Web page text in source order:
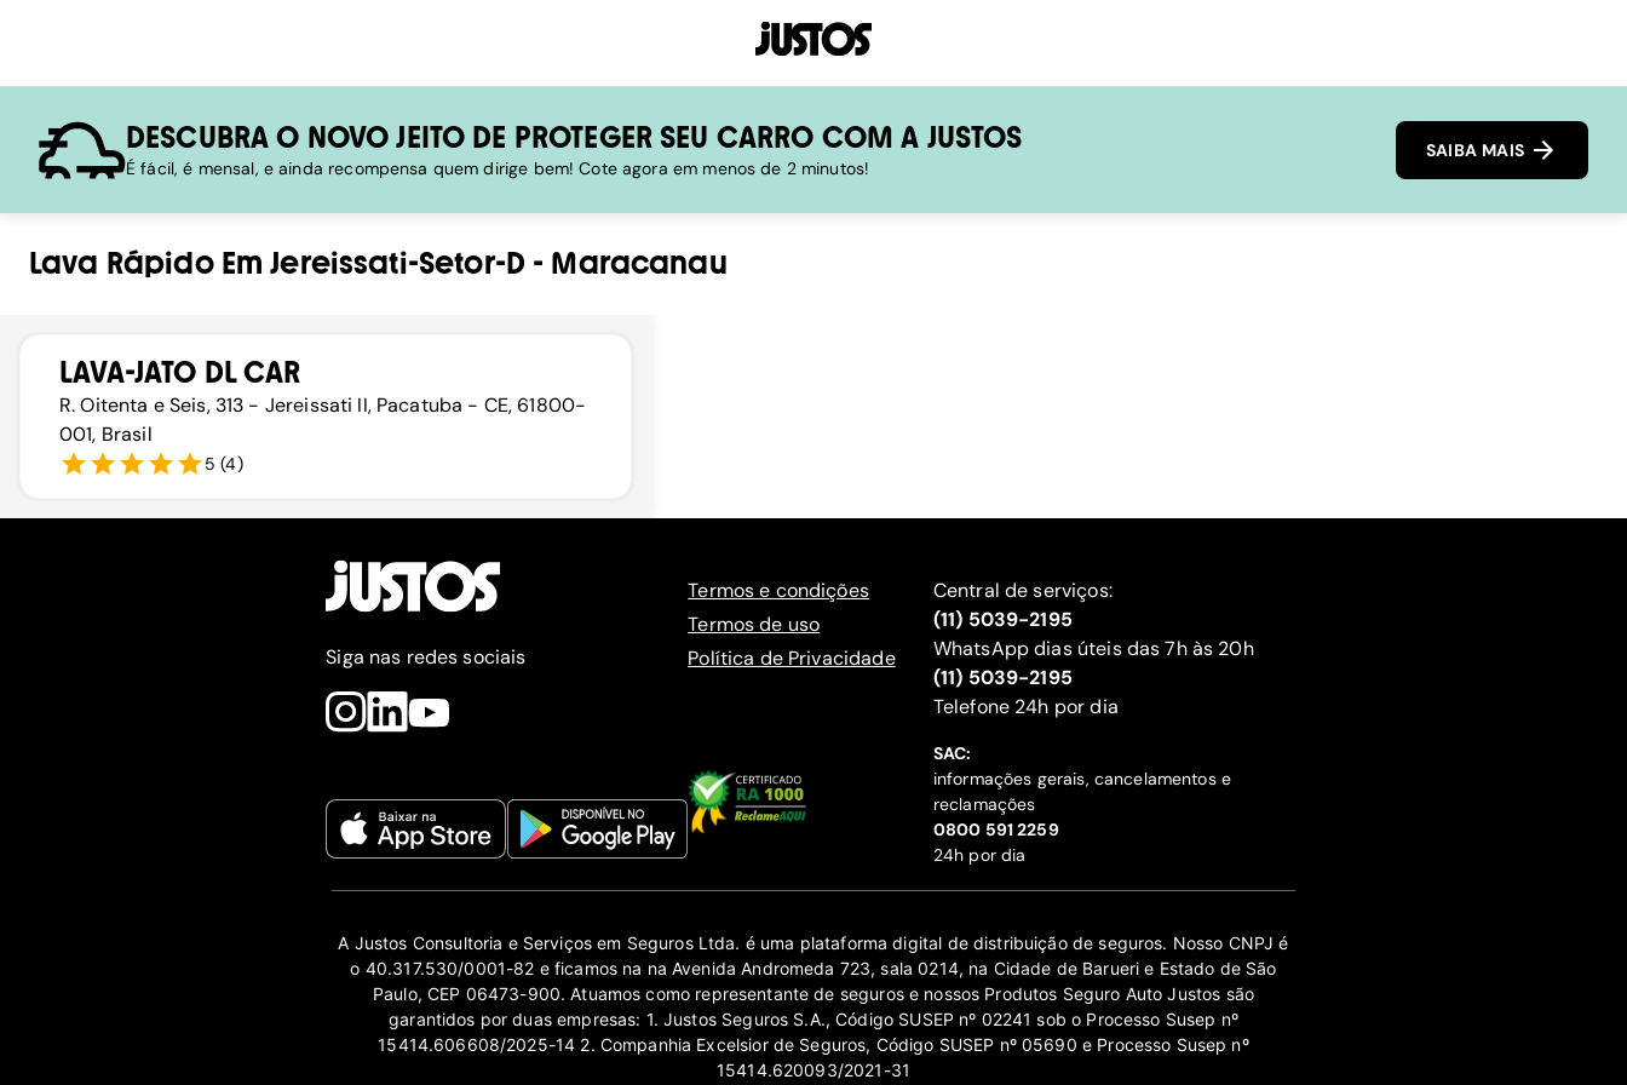
DESCUBRA O NOVO JEITO DE PROTEGER SEU CARRO COM A JUSTOS
É fácil, é mensal, e ainda recompensa quem dirige bem! Cote agora em menos de 2 minutos!
SAIBA MAIS
Lava RápidoEmJereissati-Setor-D - Maracanau
LAVA-JATO DL CAR
R. Oitenta e Seis, 313 - Jereissati II, Pacatuba - CE, 61800-
001, Brasil
5 (4)
Siga nas redes sociais
Termos e condições
Termos de uso
Política de Privacidade
Central de serviços:
(11) 5039-2195
WhatsApp dias úteis das 7h às 20h
(11) 5039-2195
‍Telefone 24h por dia
SAC:
informações gerais, cancelamentos e
reclamações
‍0800 591 2259
24h por dia
A Justos Consultoria e Serviços em Seguros Ltda. é uma plataforma digital de distribuição de seguros. Nosso CNPJ é
o 40.317.530/0001-82 e ficamos na na Avenida Andromeda 723, sala 0214, na Cidade de Barueri e Estado de São
Paulo, CEP 06473-900. Atuamos como representante de seguros e nossos Produtos Seguro Auto Justos são
garantidos por duas empresas: 1. Justos Seguros S.A., Código SUSEP nº 02241 sob o Processo Susep nº
15414.606608/2025-14 2. Companhia Excelsior de Seguros, Código SUSEP nº 05690 e Processo Susep nº
15414.620093/2021-31